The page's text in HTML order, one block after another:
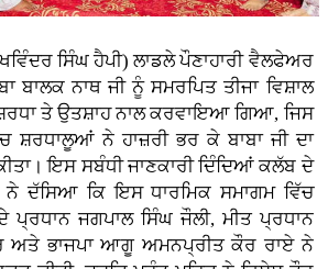
ਸਿੰਘ ਹੈਪੀ)ਲਾਡਲੇ ਪੌਣਾਹਾਰੀ ਵੈਲਫੇਅਰ
ਬਾਲਕ ਨਾਥ ਜੀ ਨੂੰ ਸਮਰਪਿਤ ਤੀਜਾ ਵਿਸ਼ਾਲ
ਤੇ ਉਤਸ਼ਾਹ ਨਾਲ ਕਰਵਾਇਆ ਗਿਆ, ਜਿਸ
ਸ਼ਰਧਾਲੂਆਂ ਨੇ ਹਾਜ਼ਰੀ ਭਰ ਕੇ ਬਾਬਾ ਜੀ ਦਾ
ਇਸ ਸਬੰਧੀ ਜਾਣਕਾਰੀ ਦਿੰਦਿਆਂ ਕਲੱਬ ਦੇ
ਨੇ ਦੱਸਿਆ ਕਿ ਇਸ ਧਾਰਮਿਕ ਸਮਾਗਮ ਵਿੱਚ
ਪ੍ਰਧਾਨ ਜਗਪਾਲ ਸਿੰਘ ਜੌਲੀ, ਮੀਤ ਪ੍ਰਧਾਨ
ਅਤੇ ਭਾਜਪਾ ਆਗੂ ਅਮਨਪ੍ਰੀਤ ਕੌਰ ਰਾਏ ਨੇ